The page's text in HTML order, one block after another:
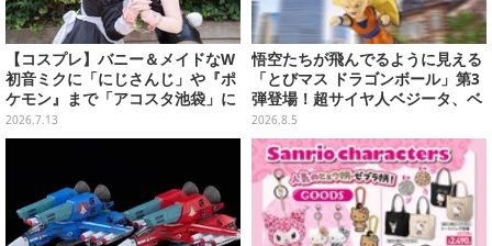
【コスプレ】バニー＆メイドなW
初音ミクに「にじさんじ」や『ポ
ケモン』まで「アコスタ池袋」に
集った美麗レイヤー13選【写真60
枚】
2026.7.13
悟空たちが飛んでるように見える
「とびマス ドラゴンボール」第3
弾登場！超サイヤ人ベジータ、ベ
ジットなど全6種
2026.8.5